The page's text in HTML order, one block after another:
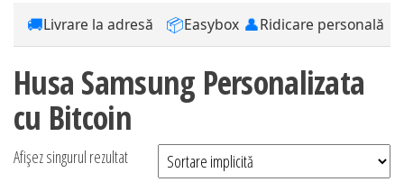
🚚Livrare la adresă 📦Easybox 👤Ridicare personală
Husa Samsung Personalizata
cu Bitcoin
Afișez singurul rezultat